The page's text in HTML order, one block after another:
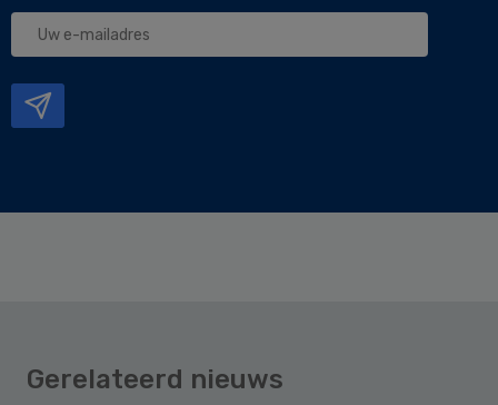
Uw
Gerelateerd nieuws